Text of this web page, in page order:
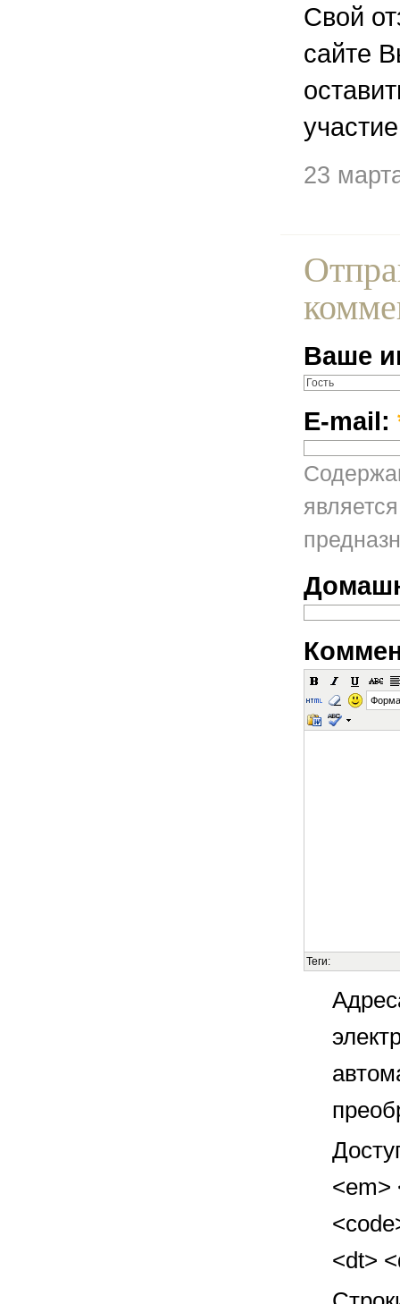
Свой
сайте
23
Ваше
E-mail:
Теги:
<em>
<dt>